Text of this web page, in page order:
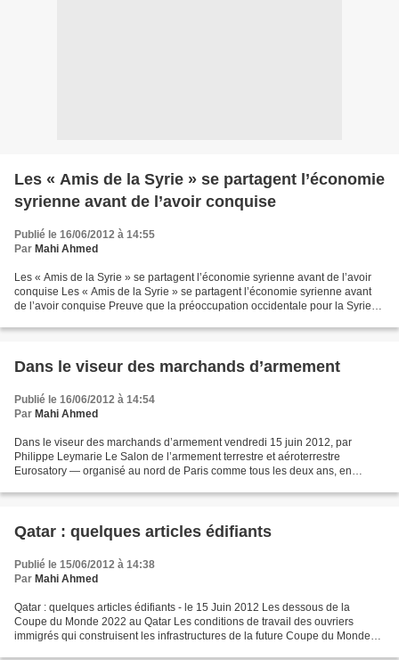
Les « Amis de la Syrie » se partagent l’économie
syrienne avant de l’avoir conquise
Publié le 16/06/2012 à 14:55
Par Mahi Ahmed
Les « Amis de la Syrie » se partagent l’économie syrienne avant de l’avoir
conquise Les « Amis de la Syrie » se partagent l’économie syrienne avant
de l’avoir conquise Preuve que la préoccupation occidentale pour la Syrie
Dans le viseur des marchands d’armement
Publié le 16/06/2012 à 14:54
Par Mahi Ahmed
Dans le viseur des marchands d’armement vendredi 15 juin 2012, par
Philippe Leymarie Le Salon de l’armement terrestre et aéroterrestre
Eurosatory — organisé au nord de Paris comme tous les deux ans, en
Qatar : quelques articles édifiants
Publié le 15/06/2012 à 14:38
Par Mahi Ahmed
Qatar : quelques articles édifiants - le 15 Juin 2012 Les dessous de la
Coupe du Monde 2022 au Qatar Les conditions de travail des ouvriers
immigrés qui construisent les infrastructures de la future Coupe du Monde